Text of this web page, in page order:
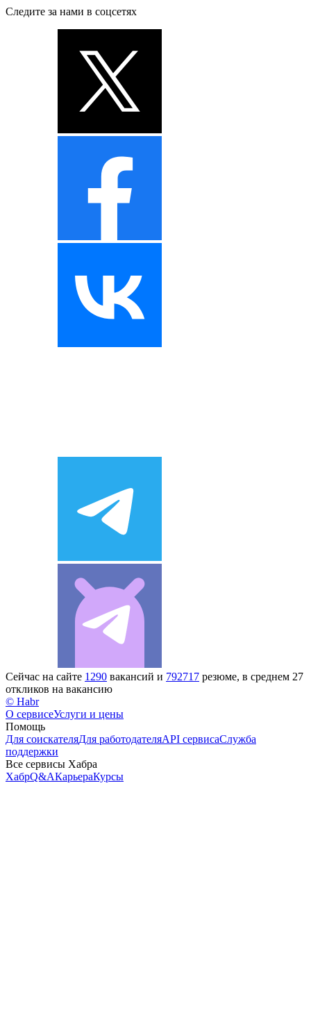
Следите за нами в соцсетях
Сейчас на сайте 1290 вакансий и 792717 резюме, в среднем 27
откликов на вакансию
© Habr
О сервисеУслуги и цены
Помощь
Для соискателяДля работодателяAPI сервисаСлужба
поддержки
Все сервисы Хабра
ХабрQ&AКарьераКурсы